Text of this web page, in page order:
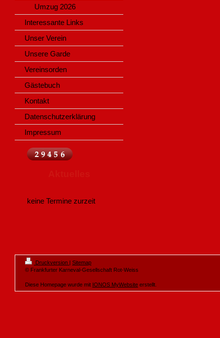
Umzug 2026
Interessante Links
Unser Verein
Unsere Garde
Vereinsorden
Gästebuch
Kontakt
Datenschutzerklärung
Impressum
keine Termine zurzeit
Druckversion | Sitemap
© Frankfurter Karneval-Gesellschaft Rot-Weiss
Diese Homepage wurde mit IONOS MyWebsite erstellt.